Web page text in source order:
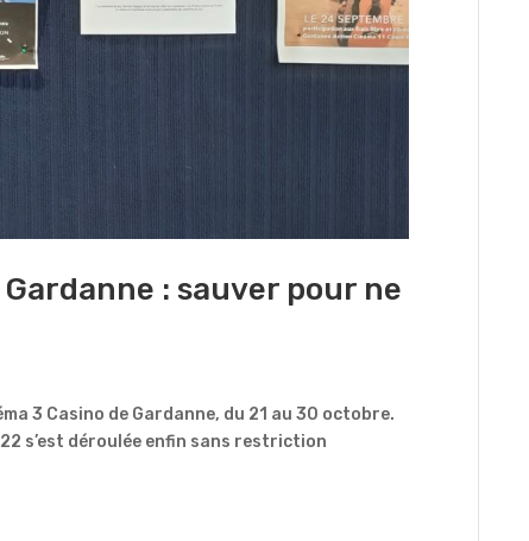
: sauver pour ne
3 Casino de Gardanne, du 21 au 30 octobre.
s’est déroulée enfin sans restriction